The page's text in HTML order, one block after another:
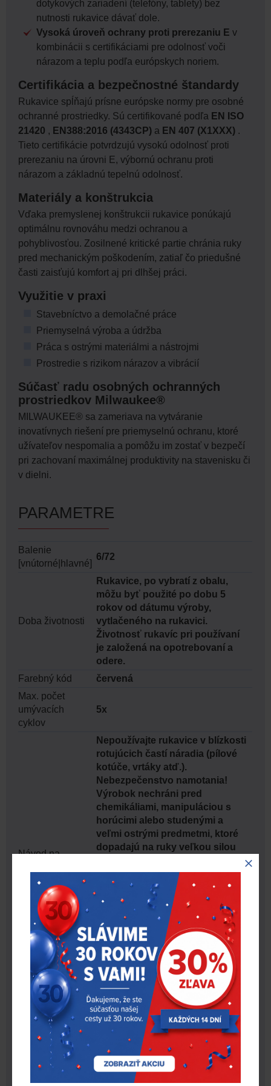
dotykových zariadení (telefóny, tablety) bez
nutnosti rukavice dávať dole.
Vysoká úroveň ochrany proti prerezaniu E v
kombinácii s certifikáciami pre odolnosť voči
nárazom a teplu podľa európskych noriem.
Certifikácia a bezpečnostné štandardy
Rukavice spĺňajú prísne európske normy pre osobné
ochranné prostriedky. Sú certifikované podľa EN ISO
21420 , EN388:2016 (4343CP) a EN 407 (X1XXX) .
Tieto certifikácie potvrdzujú vysokú odolnosť proti
prerezaniu na úrovni E, výbornú ochranu proti
nárazom a základnú tepelnú odolnosť.
Materiály a konštrukcia
Vďaka premyslenej konštrukcii rukavice ponúkajú
optimálnu rovnováhu medzi ochranou a
pohyblivosťou. Zosilnené kritické partie chránia ruky
pred mechanickým poškodením, zatiaľ čo priedušné
časti zaisťujú komfort aj pri dlhšej práci.
Využitie v praxi
Stavebníctvo a demolačné práce
Priemyselná výroba a údržba
Práca s ostrými materiálmi a nástrojmi
Prostredie s rizikom nárazov a vibrácií
Súčasť radu osobných ochranných
prostriedkov Milwaukee®
MILWAUKEE® sa zameriava na vytváranie
inovatívnych riešení pre priemyselnú ochranu, ktoré
užívateľov nespomalia a pomôžu im zostať v bezpečí
pri zachovaní maximálnej produktivity na stavenisku či
v dielni.
PARAMETRE
Balenie
[vnútorné|hlavné]
6/72
Doba životnosti
Rukavice, po vybratí z obalu,
môžu byť použité po dobu 5
rokov od dátumu výroby,
vytlačeného na rukavici.
Životnosť rukavíc pri používaní
je založená na opotrebovaní a
odere.
Farebný kód
červená
Max. počet
umývacích
cyklov
5x
Návod na
Nepoužívajte rukavice v blízkosti
rotujúcich častí náradia (pílové
kotúče, vrtáky atď.).
Nebezpečenstvo namotania!
Výrobok nechráni pred
chemikáliami, manipuláciou s
horúcimi alebo studenými a
veľmi ostrými predmetmi, ktoré
dopadajú na ruky veľkou silou
proti roztrhnutiu ≥ 1,
nepoužívajte v blízkosti
pohybujúcich sa strojov
nebezpečenstvo zamotania.
Tento produkt je navrhnutý tak,
aby minimalizoval riziko /
poskytoval ochranu proti
všeobecnému mechanickému
riziku.
Odolnosť
E
Pokyny na
Uchovávajte v pôvodnom obale,
za normálnych teplotných a
vlhkostných podmienok av
čistých, zakrytých a vetraných
priestoroch. Rukavice je možné
používať mimo balenia 5 rokov